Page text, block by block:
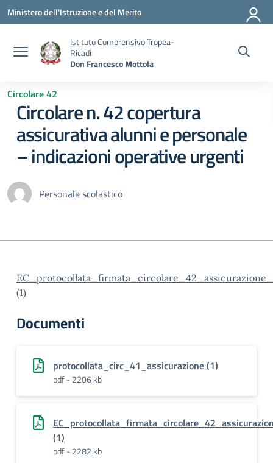
Vai ai contenuti
Vai al menu di navigazione
Vai al footer
Ministero dell'Istruzione e del Merito
Istituto Comprensivo Tropea-
Ricadi
Don Francesco Mottola
Circolare 42
Circolare n. 42 copertura
assicurativa alunni e personale
– indicazioni operative urgenti
Personale scolastico
(1)
Documenti
protocollata_circ_41_assicurazione (1)
pdf - 2206 kb
(1)
pdf - 2282 kb